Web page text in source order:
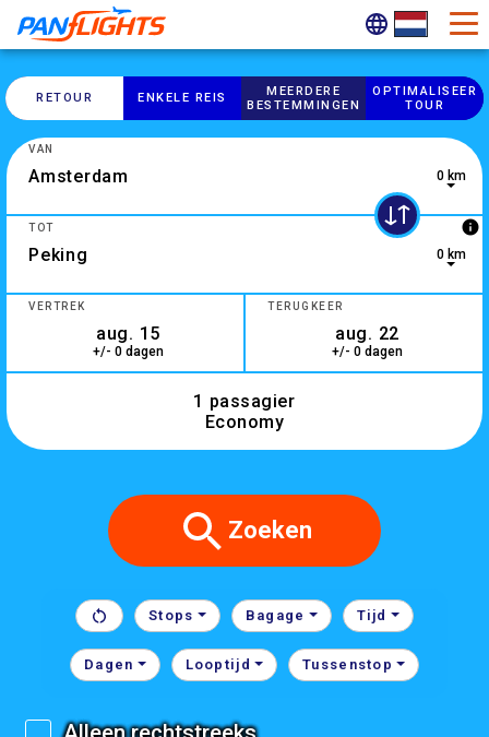
RETOUR ENKELE REIS
MEERDERE
BESTEMMINGEN
OPTIMALISEER
TOUR
0 results are available, use up and down arrow keys to
VAN
0 km
4 results are available, use up and down arrow keys to
TOT info
0 km
VERTREK
+/- 0 dagen
TERUGKEER
+/- 0 dagen
1 passagier
Economy
Zoeken
Stops Bagage Tijd
Dagen Looptijd Tussenstop